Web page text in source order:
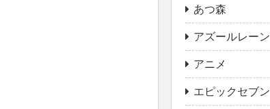
あつ森
アズールレーン
アニメ
エピックセブン